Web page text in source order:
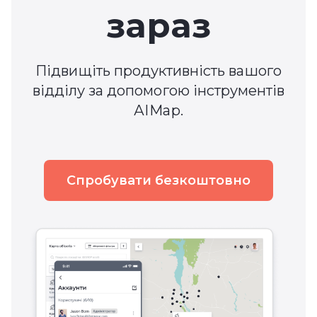
зараз
Підвищіть продуктивність вашого
відділу за допомогою інструментів
АІМар.
Спробувати безкоштовно